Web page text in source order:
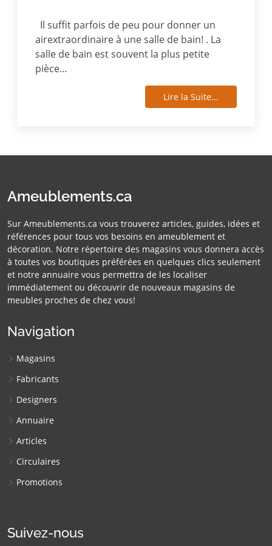
Il suffit parfois de peu pour donner un
airextraordinaire à une salle de bain! . La
salle de bain est souvent la plus petite
pièce...
Lire la Suite...
Ameublements.ca
Sur Ameublements.ca vous trouverez articles, guides, idées et
références pour tous vos besoins en ameublement et
décoration. Notre répertoire des magasins vous donnera accès
à toutes vos boutiques préférées en quelques clics seulement
et notre annuaire vous permettra de les localiser
immédiatement ou découvrir de nouveaux magasins de
meubles proches de chez vous!
Navigation
Magasins
Fabricants
Designers
Annuaire
Articles
Circulaires
Promotions
Suivez-nous